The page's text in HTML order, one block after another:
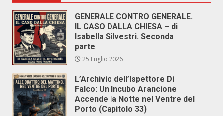
GENERALE CONTRO GENERALE.
IL CASO DALLA CHIESA – di
Isabella Silvestri. Seconda
parte
25 Luglio 2026
L’Archivio dell’Ispettore Di
Falco: Un Incubo Arancione
Accende la Notte nel Ventre del
Porto (Capitolo 33)